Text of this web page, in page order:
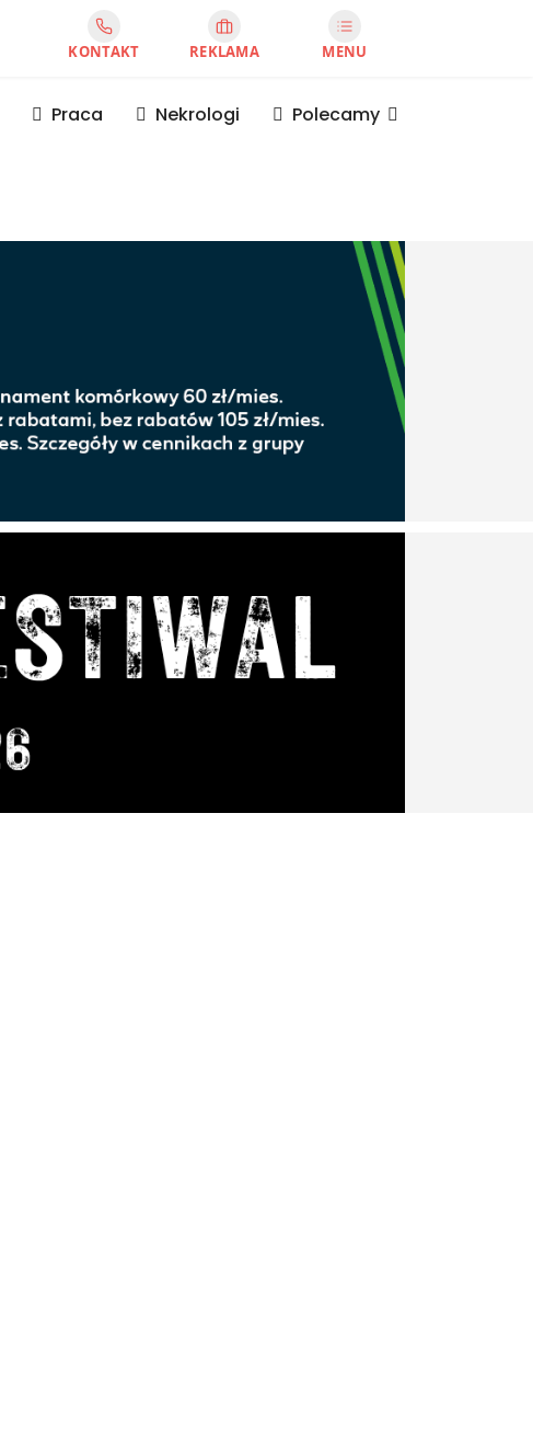
KONTAKT REKLAMA MENU
Praca Nekrologi Polecamy